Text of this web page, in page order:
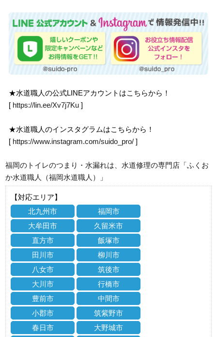
★水道職人の公式LINEアカウントはこちらから！
[ https://lin.ee/Xv7j7Ku ]
★水道職人のインスタグラムはこちらから！
[ https://www.instagram.com/suido_pro/ ]
福岡のトイレのつまり・水漏れは、水道修理の専門店「ふくお
か水道職人（福岡水道職人）」
【対応エリア】
北九州市
福岡市
大牟田市
久留米市
直方市
飯塚市
田川市
柳川市
八女市
筑後市
大川市
行橋市
豊前市
中間市
小郡市
筑紫野市
春日市
大野城市